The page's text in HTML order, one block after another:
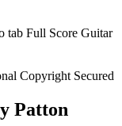
Copyright Secured
Patton